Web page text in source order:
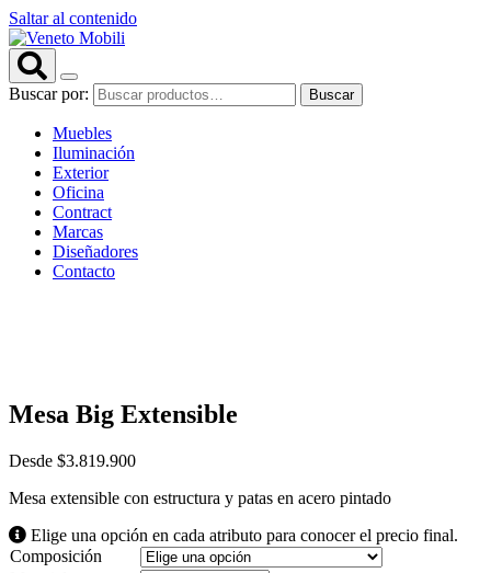
Saltar al contenido
Buscar por: Buscar
Muebles
Iluminación
Exterior
Oficina
Contract
Marcas
Diseñadores
Contacto
Mesa Big Extensible
Desde $3.819.900
Mesa extensible con estructura y patas en acero pintado
Elige una opción en cada atributo para conocer el precio final.
Composición